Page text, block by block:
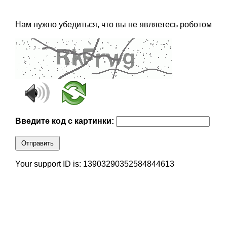
Нам нужно убедиться, что вы не являетесь роботом
Введите код с картинки:
Отправить
Your support ID is: 13903290352584844613